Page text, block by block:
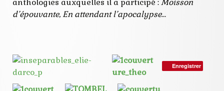
anthologies auxquelles il a participé :Moisson
d’épouvante, En attendant l’apocalypse…
Enregistrer